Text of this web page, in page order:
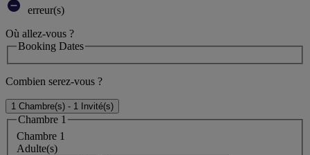
erreur(s)
Où allez-vous ?
Booking Dates
Combien serez-vous ?
1 Chambre(s) - 1 Invité(s)
Chambre 1
Chambre 1
Adulte(s)